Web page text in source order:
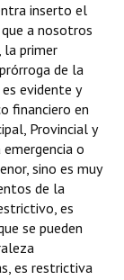
inserto el
a nosotros
la primer
de la
evidente y
financiero en
Provincial y
o
sino es muy
de la
es
se pueden
es restrictiva